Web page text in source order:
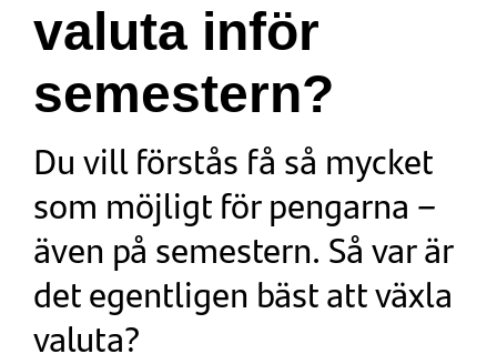
valuta inför
semestern?
Du vill förstås få så mycket
som möjligt för pengarna –
även på semestern. Så var är
det egentligen bäst att växla
valuta?